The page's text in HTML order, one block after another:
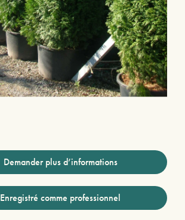
Demander plus d’informations
Enregistré comme professionnel